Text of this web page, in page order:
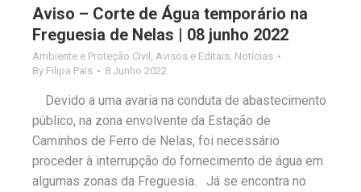
Aviso – Corte de Água temporário na
Freguesia de Nelas | 08 junho 2022
Ambiente e Proteção Civil Avisos e Editais Notícias
By Filipa Pais 8 Junho 2022
Devido a uma avaria na conduta de abastecimento
público, na zona envolvente da Estação de
Caminhos de Ferro de Nelas, foi necessário
proceder à interrupção do fornecimento de água em
algumas zonas da Freguesia. Já se encontra no